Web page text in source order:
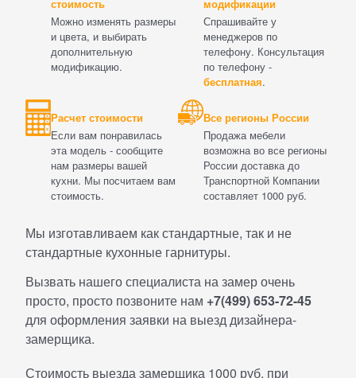
стоимость
Можно изменять размеры
и цвета, и выбирать
дополнительную
модификацию.
модификации
Спрашивайте у
менеджеров по
телефону. Консультация
по телефону -
бесплатная.
Расчет стоимости
Если вам понравилась
эта модель - сообщите
нам размеры вашей
кухни. Мы посчитаем вам
стоимость.
Все регионы России
Продажа мебели
возможна во все регионы
России доставка до
Транспортной Компании
составляет 1000 руб.
Мы изготавливаем как стандартные, так и не
стандартные кухонные гарнитуры.
Вызвать нашего специалиста на замер очень
просто, просто позвоните нам +7(499) 653-72-45
для оформления заявки на выезд дизайнера-
замерщика.
Стоимость выезда замерщика 1000 руб. при